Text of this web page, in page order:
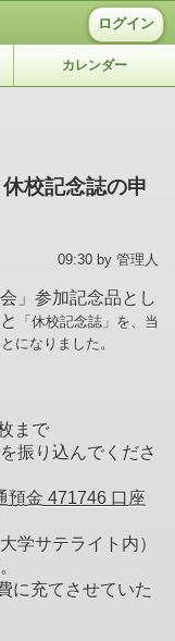
ログイン
カレンダー
校記念誌の申
09:30 by 管理人
」参加記念品とし
「休校記念誌」を、当
になりました。
まで
振り込んでくださ
預金 471746 口座
学サテライト内）
に充てさせていた